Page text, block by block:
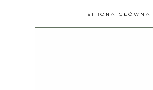
STRONA GŁÓWNA